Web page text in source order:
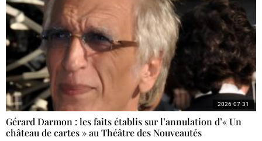
Gérard Darmon : les faits établis sur l’annulation d’« Un
château de cartes » au Théâtre des Nouveautés
2026-07-31